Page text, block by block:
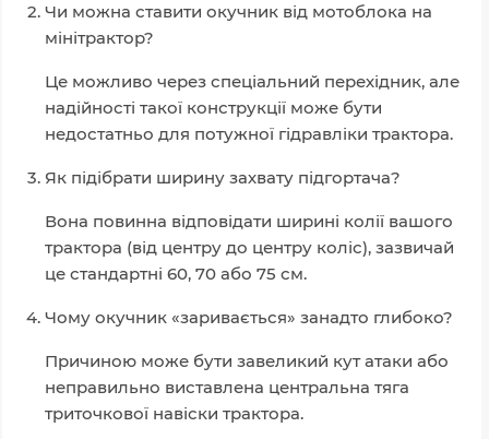
Чи можна ставити окучник від мотоблока на
мінітрактор?
Це можливо через спеціальний перехідник, але
надійності такої конструкції може бути
недостатньо для потужної гідравліки трактора.
Як підібрати ширину захвату підгортача?
Вона повинна відповідати ширині колії вашого
трактора (від центру до центру коліс), зазвичай
це стандартні 60, 70 або 75 см.
Чому окучник «заривається» занадто глибоко?
Причиною може бути завеликий кут атаки або
неправильно виставлена центральна тяга
триточкової навіски трактора.